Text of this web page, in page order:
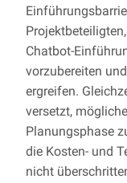
Chatbot-
vorzubereiten
ergreifen.
versetzt,
Planungsphase
die Kosten- und
nicht